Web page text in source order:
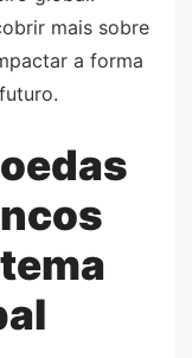
mais sobre
a forma